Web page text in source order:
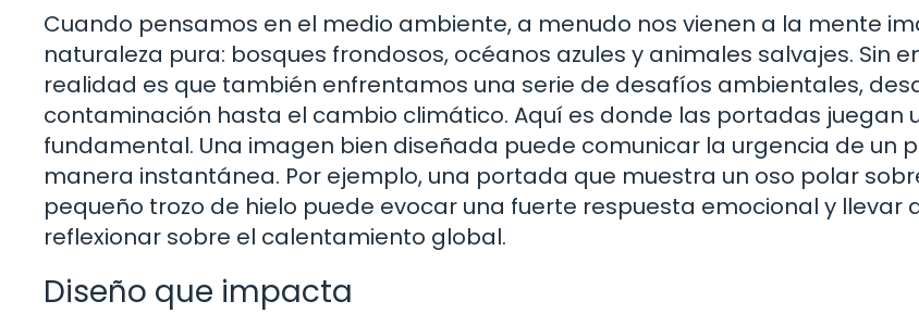
Cuando pensamos en el medio ambiente, a menudo nos vienen a la mente
naturaleza pura: bosques frondosos, océanos azules y animales salvajes. Sin
realidad es que también enfrentamos una serie de desafíos ambientales,
contaminación hasta el cambio climático. Aquí es donde las portadas juegan
fundamental. Una imagen bien diseñada puede comunicar la urgencia de un
manera instantánea. Por ejemplo, una portada que muestra un oso polar
pequeño trozo de hielo puede evocar una fuerte respuesta emocional y llevar
reflexionar sobre el calentamiento global.
Diseño que impacta